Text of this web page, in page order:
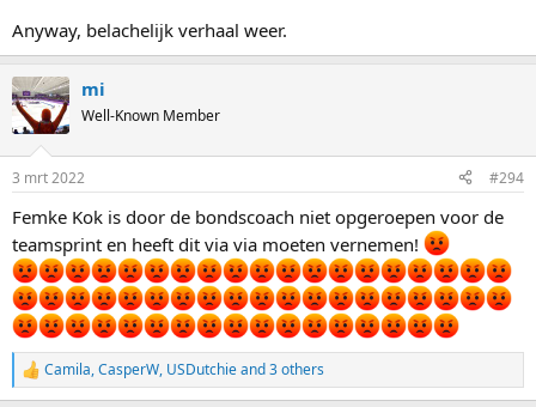
Anyway, belachelijk verhaal weer.
mi
Well-Known Member
3 mrt 2022 #294
Femke Kok is door de bondscoach niet opgeroepen voor de
teamsprint en heeft dit via via moeten vernemen!
R
e
Camila,CasperW, USDutchieand 3 others